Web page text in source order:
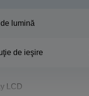
lumină
de ieşire
LCD